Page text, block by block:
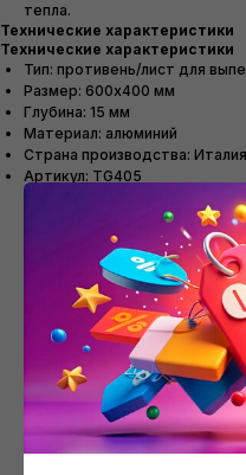
тепла.
Технические характеристики
Технические характеристики
Тип: противень/лист для
Размер: 600х400 мм
Глубина: 15 мм
Материал: алюминий
Страна производства: Италия
Артикул: TG405